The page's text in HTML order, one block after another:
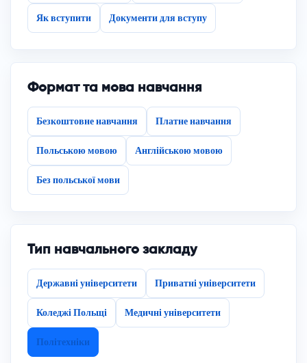
Як вступити Документи для вступу
Формат та мова навчання
Безкоштовне навчання Платне навчання
Польською мовою Англійською мовою
Без польської мови
Тип навчального закладу
Державні університети Приватні університети
Коледжі Польщі Медичні університети
Політехніки